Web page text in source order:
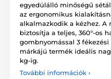
egyedülálló minőségű
az ergonomikus
alkalmazkodik a kézhez. A
biztosítja a teljes, 360°-os
gombnyomással 3
márkájú termék ideális
kg-ig.
További információk ›